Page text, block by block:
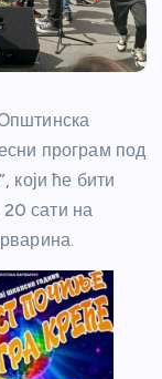
програм под
који ће бити
20 сати на